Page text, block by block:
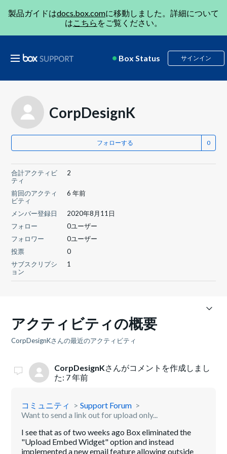
製品ガイドはdocs.box.comに移動しました。詳細について
はこちら をご覧ください。
Box Status サインイン
CorpDesignK
フォローする
合計アクティビ
ティ
2
前回のアクティ
ビティ
6 年前
メンバー登録日
2020年8月11日
フォロー
0ユーザー
フォロワー
0ユーザー
投票
0
サブスクリプシ
ョン
1
アクティビティの概要
CorpDesignKさんの最近のアクティビティ
CorpDesignKさんがコメントを作成しまし
た: 7 年前
コミュニティ
Support Forum
Want to send a link out for upload only...
I see that as of two weeks ago Box eliminated the
"Upload Embed Widget" option and instead
implemented a new email feature allowing outside